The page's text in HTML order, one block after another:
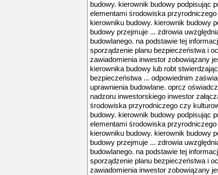
budowy. kierownik budowy podpisując
elementami środowiska
kierowniku budowy. kierownik budowy
budowy przejmuje ... zdrowia
budowlanego. na podstawie tej
sporządzenie planu bezpieczeństwa i
zawiadomienia inwestor zobowiązany
kierownika budowy lub robt
bezpieczeństwa ... odpowiednim
uprawnienia budowlane. oprcz
nadzoru inwestorskiego inwestor
środowiska przyrodniczego czy
budowy. kierownik budowy podpisując
elementami środowiska
kierowniku budowy. kierownik budowy
budowy przejmuje ... zdrowia
budowlanego. na podstawie tej
sporządzenie planu bezpieczeństwa i
zawiadomienia inwestor zobowiązany